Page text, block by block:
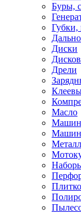
Буры,
Губки,
Диски
Дрели
Масло